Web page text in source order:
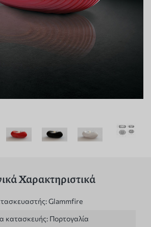
Χαρακτηριστικά
Glammfire
κατασκευής: Πορτογαλία